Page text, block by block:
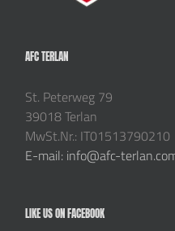
AFC TERLAN
St. Peterweg 79
39018 Terlan
MwSt.Nr.: IT01513790210
E-mail: info@afc-
LIKE US ON FACEBOOK